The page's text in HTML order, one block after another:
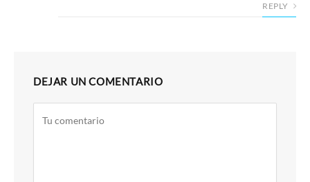
REPLY
DEJAR UN COMENTARIO